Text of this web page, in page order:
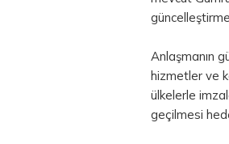
Anlaşmanın
hizmetler ve
ülkelerle
geçilmesi